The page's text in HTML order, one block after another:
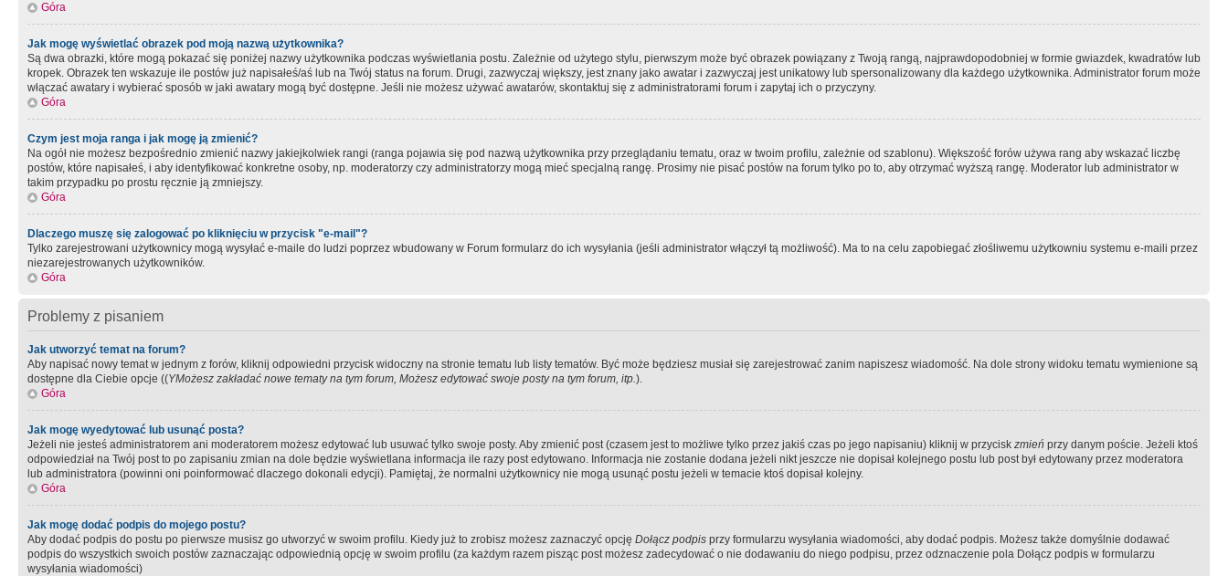
Góra
Jak mogę wyświetlać obrazek pod moją nazwą użytkownika?
Są dwa obrazki, które mogą pokazać się poniżej nazwy użytkownika podczas wyświetlania postu. Zależnie od użytego stylu, pierwszym może być obrazek powiązany z Twoją rangą, najprawdopodobniej w formie gwiazdek, kwadratów lub
kropek. Obrazek ten wskazuje ile postów już napisałeś/aś lub na Twój status na forum. Drugi, zazwyczaj większy, jest znany jako awatar i zazwyczaj jest unikatowy lub spersonalizowany dla każdego użytkownika. Administrator forum może
włączać awatary i wybierać sposób w jaki awatary mogą być dostępne. Jeśli nie możesz używać awatarów, skontaktuj się z administratorami forum i zapytaj ich o przyczyny.
Góra
Czym jest moja ranga i jak mogę ją zmienić?
Na ogół nie możesz bezpośrednio zmienić nazwy jakiejkolwiek rangi (ranga pojawia się pod nazwą użytkownika przy przeglądaniu tematu, oraz w twoim profilu, zależnie od szablonu). Większość forów używa rang aby wskazać liczbę
postów, które napisałeś, i aby identyfikować konkretne osoby, np. moderatorzy czy administratorzy mogą mieć specjalną rangę. Prosimy nie pisać postów na forum tylko po to, aby otrzymać wyższą rangę. Moderator lub administrator w
takim przypadku po prostu ręcznie ją zmniejszy.
Góra
Dlaczego muszę się zalogować po kliknięciu w przycisk "e-mail"?
Tylko zarejestrowani użytkownicy mogą wysyłać e-maile do ludzi poprzez wbudowany w Forum formularz do ich wysyłania (jeśli administrator włączył tą możliwość). Ma to na celu zapobiegać złośliwemu użytkowniu systemu e-maili przez
niezarejestrowanych użytkowników.
Góra
Problemy z pisaniem
Jak utworzyć temat na forum?
Aby napisać nowy temat w jednym z forów, kliknij odpowiedni przycisk widoczny na stronie tematu lub listy tematów. Być może będziesz musiał się zarejestrować zanim napiszesz wiadomość. Na dole strony widoku tematu wymienione są
dostępne dla Ciebie opcje ((YMożesz zakładać nowe tematy na tym forum, Możesz edytować swoje posty na tym forum, itp.).
Góra
Jak mogę wyedytować lub usunąć posta?
Jeżeli nie jesteś administratorem ani moderatorem możesz edytować lub usuwać tylko swoje posty. Aby zmienić post (czasem jest to możliwe tylko przez jakiś czas po jego napisaniu) kliknij w przycisk zmień przy danym poście. Jeżeli ktoś
odpowiedział na Twój post to po zapisaniu zmian na dole będzie wyświetlana informacja ile razy post edytowano. Informacja nie zostanie dodana jeżeli nikt jeszcze nie dopisał kolejnego postu lub post był edytowany przez moderatora
lub administratora (powinni oni poinformować dlaczego dokonali edycji). Pamiętaj, że normalni użytkownicy nie mogą usunąć postu jeżeli w temacie ktoś dopisał kolejny.
Góra
Jak mogę dodać podpis do mojego postu?
Aby dodać podpis do postu po pierwsze musisz go utworzyć w swoim profilu. Kiedy już to zrobisz możesz zaznaczyć opcję Dołącz podpis przy formularzu wysyłania wiadomości, aby dodać podpis. Możesz także domyślnie dodawać
podpis do wszystkich swoich postów zaznaczając odpowiednią opcję w swoim profilu (za każdym razem pisząc post możesz zadecydować o nie dodawaniu do niego podpisu, przez odznaczenie pola Dołącz podpis w formularzu
wysyłania wiadomości)